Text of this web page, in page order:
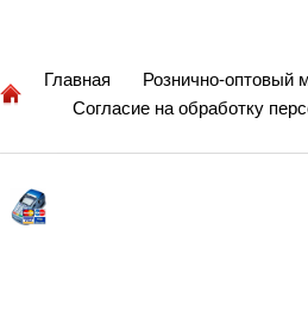
Главная Рознично-оптовый
Согласие на обработку